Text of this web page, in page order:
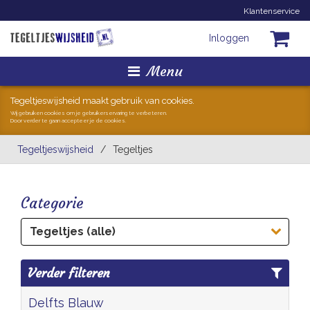
Klantenservice
Inloggen
Menu
Homepage
Tegeltjes
Geschenkjes
Zoeken
Tegeltjeswijsheid maakt gebruik van cookies.
Wij gebruiken cookies om je gebruikerservaring te verbeteren.
Door verder te gaan accepteer je de cookies.
Tegeltjeswijsheid / Tegeltjes
Categorie
Tegeltjes (alle)
Verder filteren
Delfts Blauw